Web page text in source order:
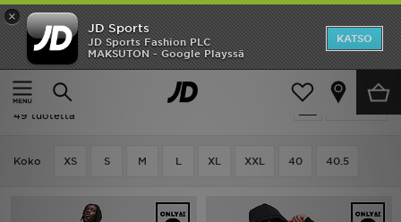
×
JD Sports
JD Sports Fashion PLC
MAKSUTON - Google Playssä
KATSO
Etusivu
Miehet
Suodata
Ale | Miehet - Musta Loungewear
49 tuotetta
Koko XS S M L XL XXL 40 40.5
Etusivu
Ale
Uutuudet